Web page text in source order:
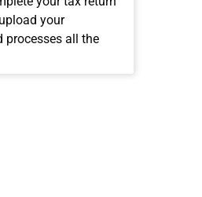
your
processes all the